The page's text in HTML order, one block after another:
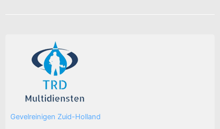
Gevelreinigen Zuid-Holland